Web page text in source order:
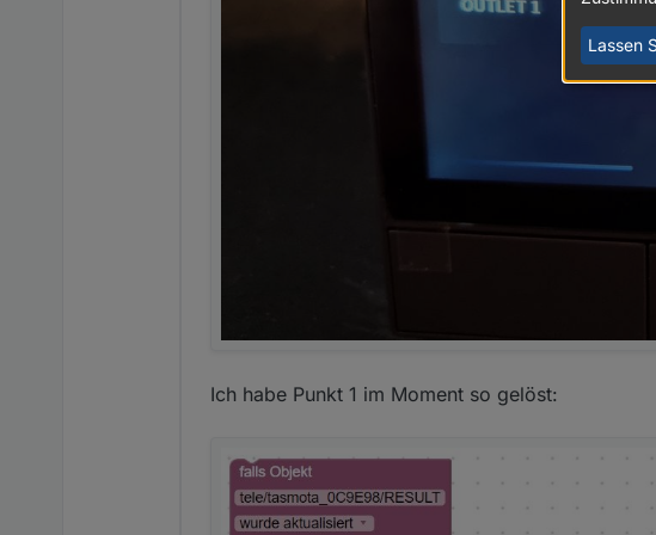
    "id":     "thermostat",
Ich habe Punkt 1 im Moment so gelöst:
Lassen